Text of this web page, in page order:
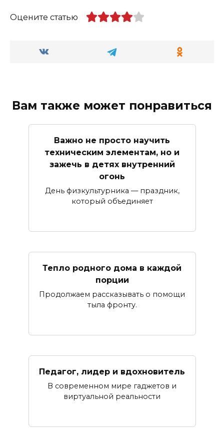
Оцените статью
Вам также может понравиться
Важно не просто научить
техническим элементам, но и
зажечь в детях внутренний
огонь
День физкультурника — праздник,
который объединяет
Тепло родного дома в каждой
порции
Продолжаем рассказывать о помощи
тыла фронту.
Педагог, лидер и вдохновитель
В современном мире гаджетов и
виртуальной реальности